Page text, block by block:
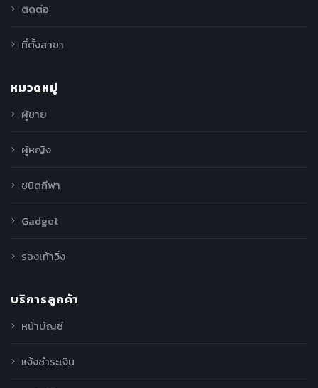
ติดต่อ
ที่ตั้งสาขา
หมวดหมู่
ผู้ชาย
ผู้หญิง
ชนิดกีฬา
Gadget
รองเท้าวิ่ง
บริการลูกค้า
หน้าบัญชี
แจ้งชำระเงิน